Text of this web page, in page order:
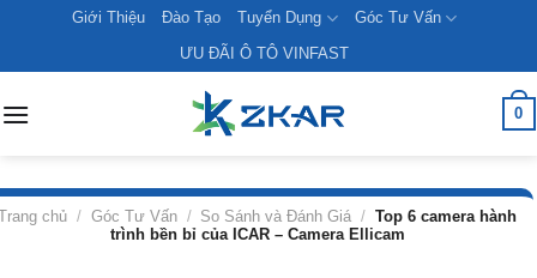
content
Giới Thiệu Đào Tạo Tuyển Dụng
Góc Tư Vấn
ƯU ĐÃI Ô TÔ VINFAST
0
chủ / Góc Tư Vấn / So Sánh và Đánh Giá / Top 6 camera hành
trình bền bỉ của ICAR – Camera Ellicam